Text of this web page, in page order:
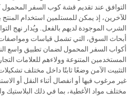
التوافق عند تقديم قشة كوب السفر المحمول
للآخرين، إذ يمكن للمستلمين استخدام
الشرب الموجودة لديهم بالفعل. ويُدار نهج
أبحاث السوق، التي تشمل قياسات ومواصفات
أكواب السفر المحمول لضمان تطبيق واسع
المستخدمين المتنوعة وولاءهم للعلامات
التثبيت الآمن وضعًا ثابتًا داخل مختلف
غير مرغوب فيها أو انفصال أثناء النقل أو
مختلف مواد الأغطية، بما في ذلك البلاستيك